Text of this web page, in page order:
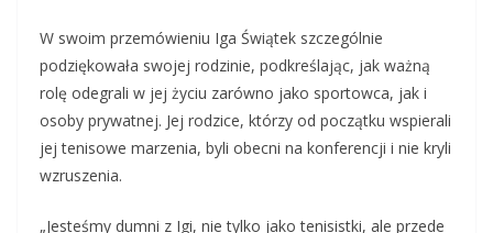
W swoim przemówieniu Iga Świątek szczególnie
podziękowała swojej rodzinie, podkreślając, jak ważną
rolę odegrali w jej życiu zarówno jako sportowca, jak i
osoby prywatnej. Jej rodzice, którzy od początku wspierali
jej tenisowe marzenia, byli obecni na konferencji i nie kryli
wzruszenia.
„Jesteśmy dumni z Igi, nie tylko jako tenisistki, ale przede